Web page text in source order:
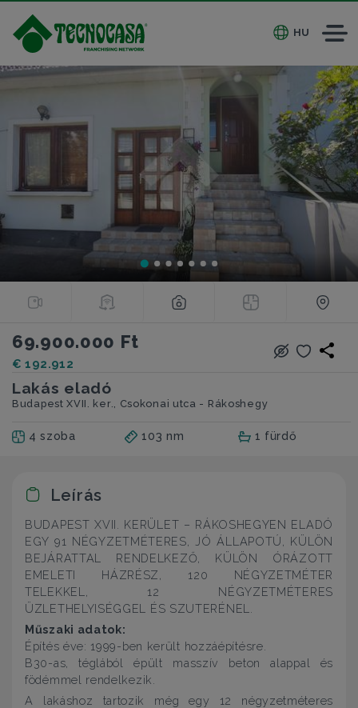
HU
69.900.000 Ft
€ 192.912
Lakás eladó
Budapest XVII. ker., Csokonai utca - Rákoshegy
4 szoba 103 nm 1 fürdő
Leírás
BUDAPEST XVII. KERÜLET – RÁKOSHEGYEN ELADÓ
EGY 91 NÉGYZETMÉTERES, JÓ ÁLLAPOTÚ, KÜLÖN
BEJÁRATTAL RENDELKEZŐ, KÜLÖN ÓRÁZOTT
EMELETI HÁZRÉSZ, 120 NÉGYZETMÉTER
TELEKKEL, 12 NÉGYZETMÉTERES
ÜZLETHELYISÉGGEL ÉS SZUTERÉNEL.
Műszaki adatok:
Építés éve: 1999-ben került hozzáépítésre.
B30-as, téglából épült masszív beton alappal és
födémmel rendelkezik.
A lakáshoz tartozik még egy 12 négyzetméteres